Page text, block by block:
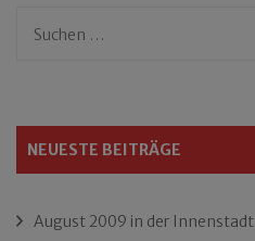
Suchen
NEUESTE BEITRÄGE
August 2009 in der Innenstadt